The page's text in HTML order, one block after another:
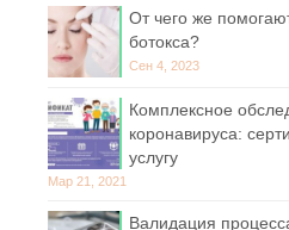
От чего же
ботокса?
Сен 4, 2023
Комплексное
коронавируса:
услугу
Мар 21, 2021
Валидация